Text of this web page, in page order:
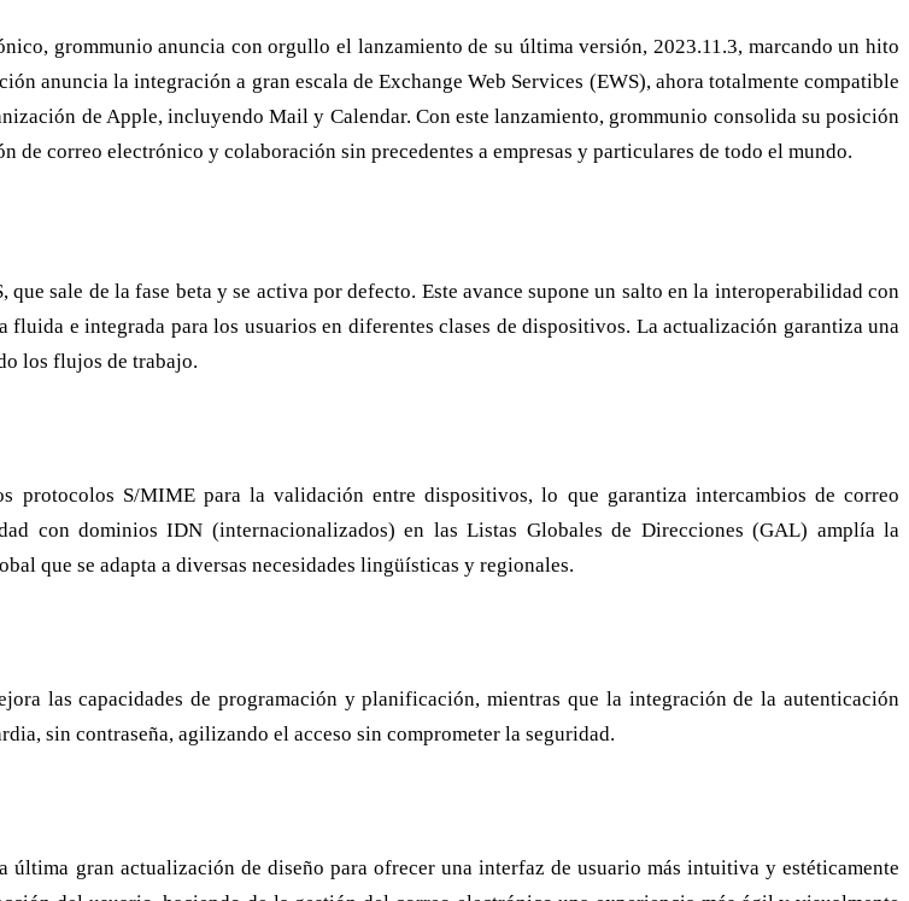
grommunio anuncia con orgullo el lanzamiento de su última versión, 2023.11.3, marcando un hito
anuncia la integración a gran escala de Exchange Web Services (EWS), ahora totalmente compatible
de Apple, incluyendo Mail y Calendar. Con este lanzamiento, grommunio consolida su posición
correo electrónico y colaboración sin precedentes a empresas y particulares de todo el mundo.
sale de la fase beta y se activa por defecto. Este avance supone un salto en la interoperabilidad con
e integrada para los usuarios en diferentes clases de dispositivos. La actualización garantiza una
los flujos de trabajo.
S/MIME para la validación entre dispositivos, lo que garantiza intercambios de correo
con dominios IDN (internacionalizados) en las Listas Globales de Direcciones (GAL) amplía la
que se adapta a diversas necesidades lingüísticas y regionales.
las capacidades de programación y planificación, mientras que la integración de la autenticación
sin contraseña, agilizando el acceso sin comprometer la seguridad.
gran actualización de diseño para ofrecer una interfaz de usuario más intuitiva y estéticamente